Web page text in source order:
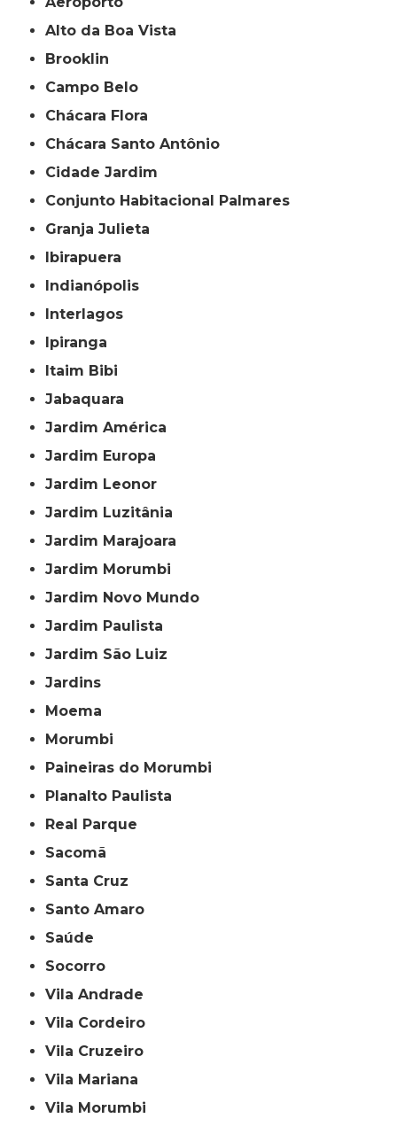
Alto da Boa Vista
Brooklin
Campo Belo
Chácara Flora
Chácara Santo Antônio
Cidade Jardim
Conjunto Habitacional Palmares
Granja Julieta
Ibirapuera
Indianópolis
Interlagos
Ipiranga
Itaim Bibi
Jabaquara
Jardim América
Jardim Europa
Jardim Leonor
Jardim Luzitânia
Jardim Marajoara
Jardim Morumbi
Jardim Novo Mundo
Jardim Paulista
Jardim São Luiz
Jardins
Moema
Morumbi
Paineiras do Morumbi
Planalto Paulista
Real Parque
Sacomã
Santa Cruz
Santo Amaro
Saúde
Socorro
Vila Andrade
Vila Cordeiro
Vila Cruzeiro
Vila Mariana
Vila Morumbi